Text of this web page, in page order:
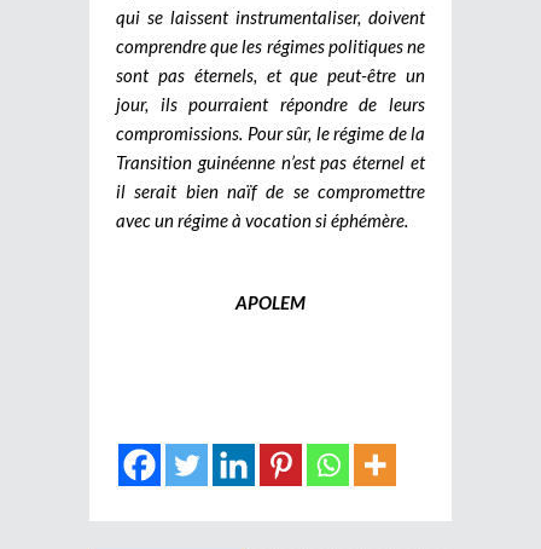
qui se laissent instrumentaliser, doivent
comprendre que les régimes politiques ne
sont pas éternels, et que peut-être un
jour, ils pourraient répondre de leurs
compromissions. Pour sûr, le régime de la
Transition guinéenne n’est pas éternel et
il serait bien naïf de se compromettre
avec un régime à vocation si éphémère.
APOLEM